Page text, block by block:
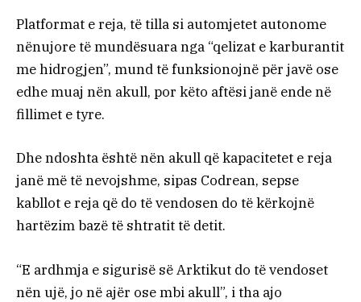
Platformat e reja, të tilla si automjetet autonome
nënujore të mundësuara nga “qelizat e karburantit
me hidrogjen”, mund të funksionojnë për javë ose
edhe muaj nën akull, por këto aftësi janë ende në
fillimet e tyre.
Dhe ndoshta është nën akull që kapacitetet e reja
janë më të nevojshme, sipas Codrean, sepse
kabllot e reja që do të vendosen do të kërkojnë
hartëzim bazë të shtratit të detit.
“E ardhmja e sigurisë së Arktikut do të vendoset
nën ujë, jo në ajër ose mbi akull”, i tha ajo